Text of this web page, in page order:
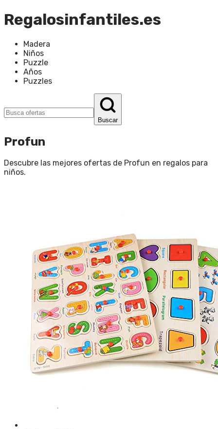
Regalosinfantiles.es
Madera
Niños
Puzzle
Años
Puzzles
Buscar
Profun
Descubre las mejores ofertas de Profun en regalos para
niños.